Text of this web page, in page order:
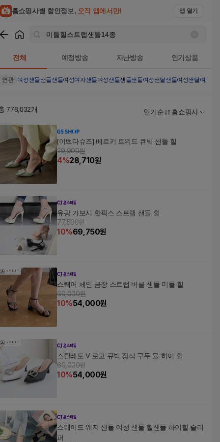
홈쇼핑사별 할인정보, 오직 앱에서만! 앱 열기
전체 예정방송 지난방송 인기상품
연관 여성샌들샌들샌들여성여자샌들여성샌들샌들샌들여성샌달샌들여성샌달여자샌
778,032개 인기순 홈쇼핑사
[이쁘다슈즈] 베르키 트위드 큐빅 샌들 힐
29,900원
4%28,710원
유광 가보시 핫픽스 스트랩 샌들 힐
77,500원
10%69,750원
스퀘어 체인 금장 스트랩 버클 샌들 미들 힐
60,000원
10%54,000원
스틸레토 V 로고 큐빅 장식 구두 뮬 하이 힐
60,000원
10%54,000원
스웨이드 웨지 샌들 여성 샌들 힐샌들 하이힐 슬리
퍼